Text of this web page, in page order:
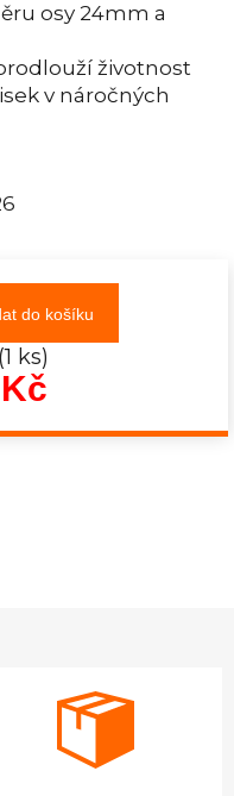
osy 24mm a
životnost
v náročných
do košíku
(1 ks)
Měrná